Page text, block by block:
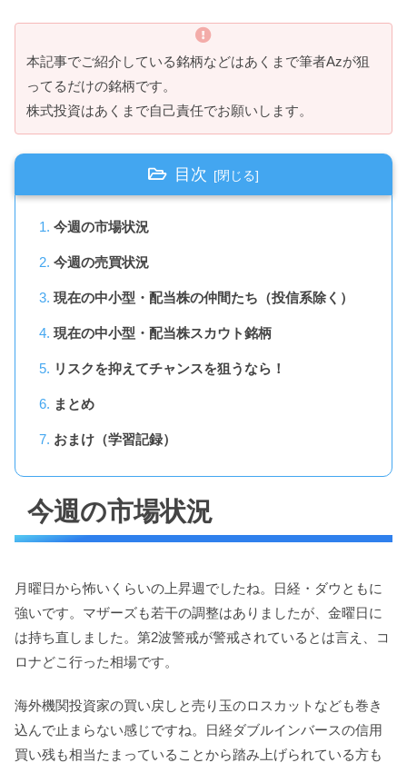
本記事でご紹介している銘柄などはあくまで筆者Azが狙
ってるだけの銘柄です。
株式投資はあくまで自己責任でお願いします。
目次
今週の市場状況
今週の売買状況
現在の中小型・配当株の仲間たち（投信系除く）
現在の中小型・配当株スカウト銘柄
リスクを抑えてチャンスを狙うなら！
まとめ
おまけ（学習記録）
今週の市場状況
月曜日から怖いくらいの上昇週でしたね。日経・ダウともに
強いです。マザーズも若干の調整はありましたが、金曜日に
は持ち直しました。第2波警戒が警戒されているとは言え、コ
ロナどこ行った相場です。
海外機関投資家の買い戻しと売り玉のロスカットなども巻き
込んで止まらない感じですね。日経ダブルインバースの信用
買い残も相当たまっていることから踏み上げられている方も